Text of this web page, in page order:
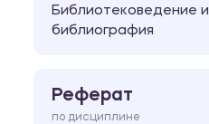
Библиотековедение и
библиография
Реферат
по дисциплине